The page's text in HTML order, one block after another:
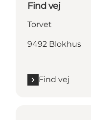
Find vej
Torvet
9492 Blokhus
Find vej